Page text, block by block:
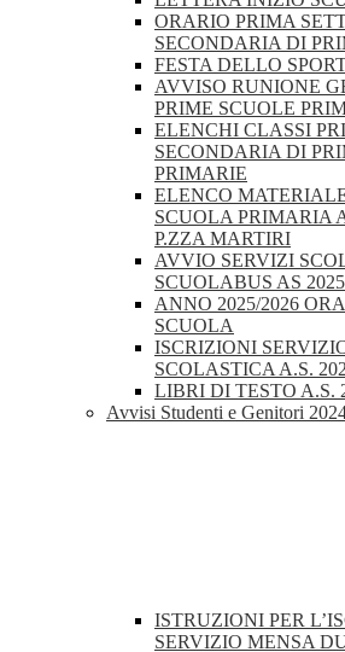
ORARIO PRIMA
SECONDARIA DI
FESTA DELLO
AVVISO RUNIONE
PRIME SCUOLE
ELENCHI CLASSI
SECONDARIA DI
PRIMARIE
ELENCO
SCUOLA PRIMARIA
P.ZZA MARTIRI
AVVIO SERVIZI
SCUOLABUS AS
ANNO 2025/2026
SCUOLA
ISCRIZIONI
SCOLASTICA A.S.
LIBRI DI TESTO A.S.
Avvisi Studenti e Genitori
ISTRUZIONI PER
SERVIZIO MENSA